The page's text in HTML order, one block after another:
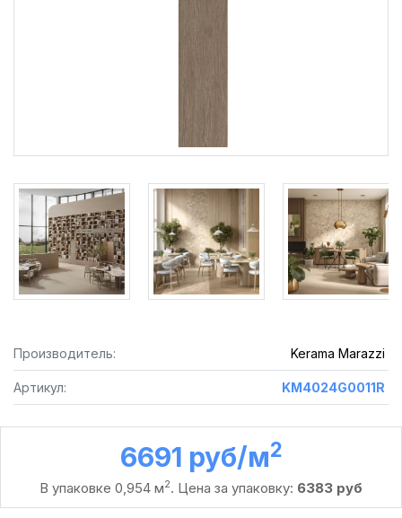
Производитель: Kerama Marazzi
Артикул: KM4024G0011R
6691 руб /м2
В упаковке 0,954 м2. Цена за упаковку: 6383 руб